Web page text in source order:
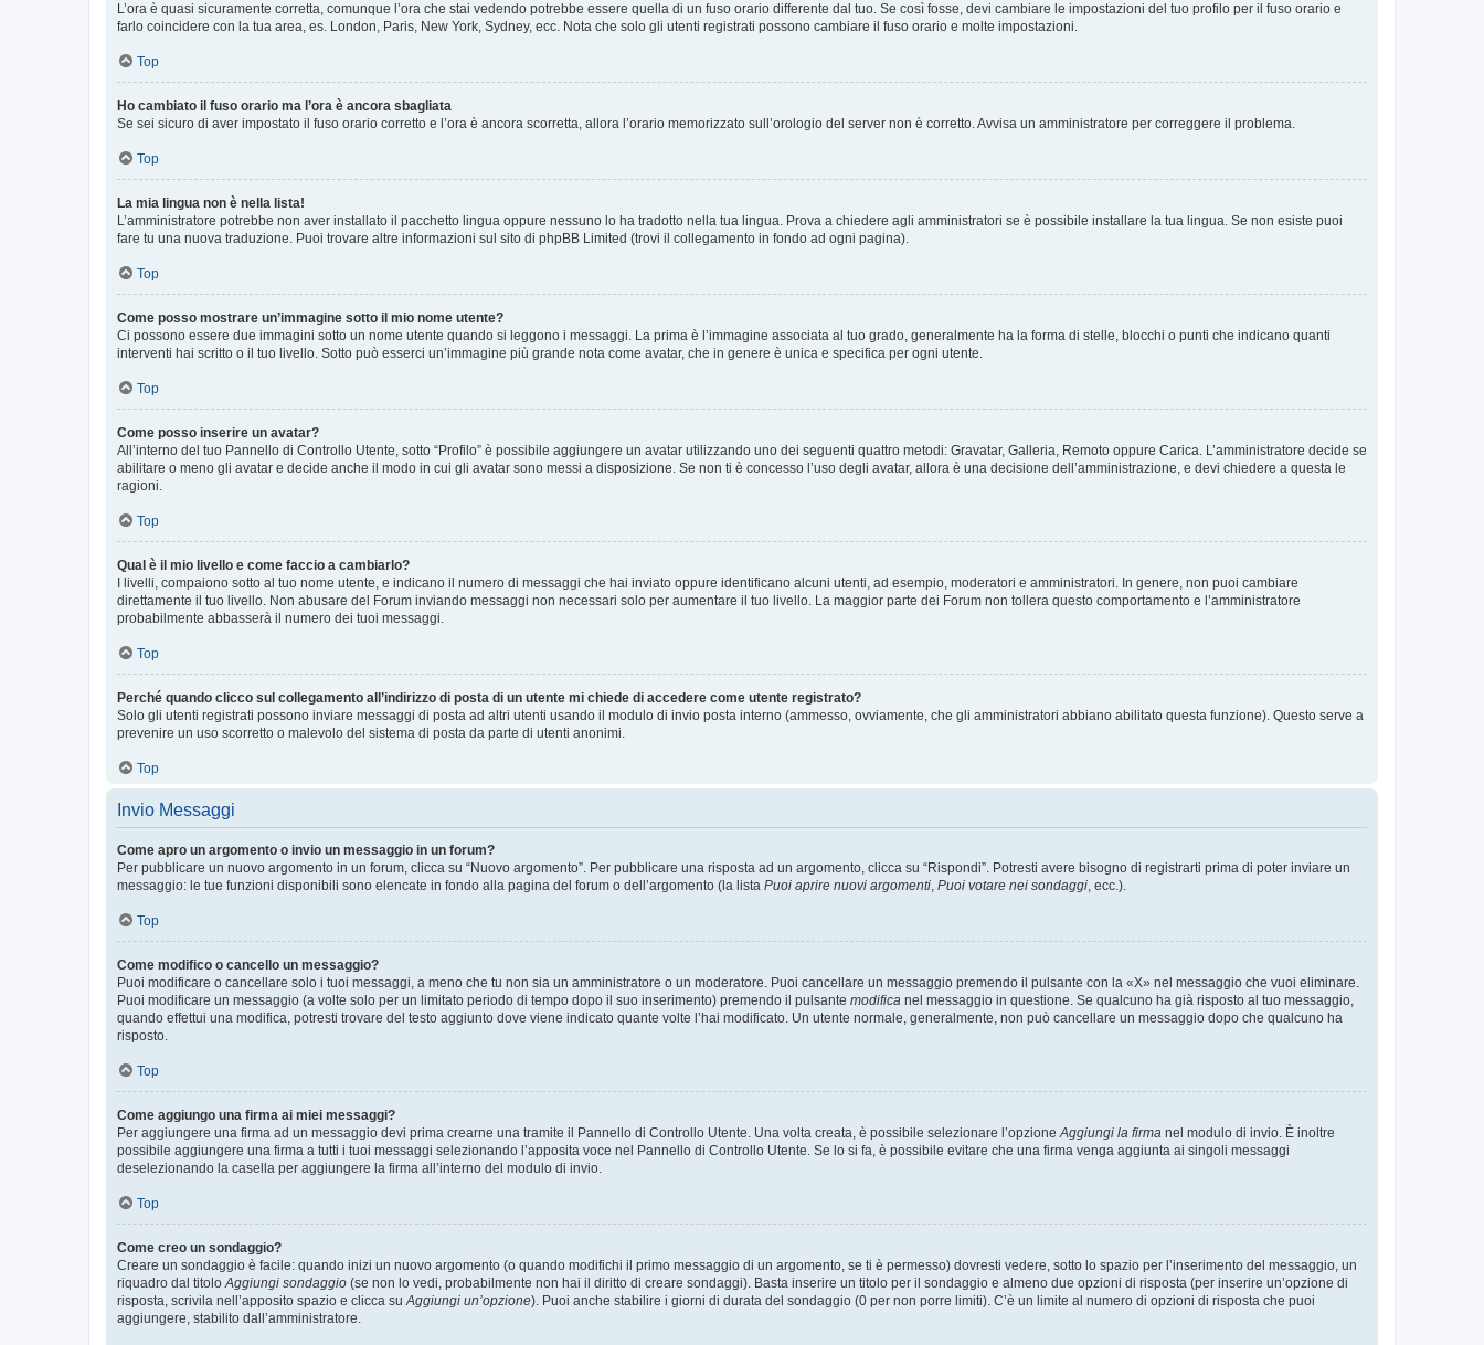
L’ora è quasi sicuramente corretta, comunque l’ora che stai vedendo potrebbe essere quella di un fuso orario differente dal tuo. Se così fosse, devi cambiare le impostazioni del tuo profilo per il fuso orario e
farlo coincidere con la tua area, es. London, Paris, New York, Sydney, ecc. Nota che solo gli utenti registrati possono cambiare il fuso orario e molte impostazioni.
Top
Ho cambiato il fuso orario ma l’ora è ancora sbagliata
Se sei sicuro di aver impostato il fuso orario corretto e l’ora è ancora scorretta, allora l’orario memorizzato sull’orologio del server non è corretto. Avvisa un amministratore per correggere il problema.
Top
La mia lingua non è nella lista!
L’amministratore potrebbe non aver installato il pacchetto lingua oppure nessuno lo ha tradotto nella tua lingua. Prova a chiedere agli amministratori se è possibile installare la tua lingua. Se non esiste puoi
fare tu una nuova traduzione. Puoi trovare altre informazioni sul sito di phpBB Limited (trovi il collegamento in fondo ad ogni pagina).
Top
Come posso mostrare un’immagine sotto il mio nome utente?
Ci possono essere due immagini sotto un nome utente quando si leggono i messaggi. La prima è l’immagine associata al tuo grado, generalmente ha la forma di stelle, blocchi o punti che indicano quanti
interventi hai scritto o il tuo livello. Sotto può esserci un’immagine più grande nota come avatar, che in genere è unica e specifica per ogni utente.
Top
Come posso inserire un avatar?
All’interno del tuo Pannello di Controllo Utente, sotto “Profilo” è possibile aggiungere un avatar utilizzando uno dei seguenti quattro metodi: Gravatar, Galleria, Remoto oppure Carica. L’amministratore decide se
abilitare o meno gli avatar e decide anche il modo in cui gli avatar sono messi a disposizione. Se non ti è concesso l’uso degli avatar, allora è una decisione dell’amministrazione, e devi chiedere a questa le
ragioni.
Top
Qual è il mio livello e come faccio a cambiarlo?
I livelli, compaiono sotto al tuo nome utente, e indicano il numero di messaggi che hai inviato oppure identificano alcuni utenti, ad esempio, moderatori e amministratori. In genere, non puoi cambiare
direttamente il tuo livello. Non abusare del Forum inviando messaggi non necessari solo per aumentare il tuo livello. La maggior parte dei Forum non tollera questo comportamento e l’amministratore
probabilmente abbasserà il numero dei tuoi messaggi.
Top
Perché quando clicco sul collegamento all’indirizzo di posta di un utente mi chiede di accedere come utente registrato?
Solo gli utenti registrati possono inviare messaggi di posta ad altri utenti usando il modulo di invio posta interno (ammesso, ovviamente, che gli amministratori abbiano abilitato questa funzione). Questo serve a
prevenire un uso scorretto o malevolo del sistema di posta da parte di utenti anonimi.
Top
Invio Messaggi
Come apro un argomento o invio un messaggio in un forum?
Per pubblicare un nuovo argomento in un forum, clicca su “Nuovo argomento”. Per pubblicare una risposta ad un argomento, clicca su “Rispondi”. Potresti avere bisogno di registrarti prima di poter inviare un
messaggio: le tue funzioni disponibili sono elencate in fondo alla pagina del forum o dell’argomento (la lista Puoi aprire nuovi argomenti, Puoi votare nei sondaggi, ecc.).
Top
Come modifico o cancello un messaggio?
Puoi modificare o cancellare solo i tuoi messaggi, a meno che tu non sia un amministratore o un moderatore. Puoi cancellare un messaggio premendo il pulsante con la «X» nel messaggio che vuoi eliminare.
Puoi modificare un messaggio (a volte solo per un limitato periodo di tempo dopo il suo inserimento) premendo il pulsante modifica nel messaggio in questione. Se qualcuno ha già risposto al tuo messaggio,
quando effettui una modifica, potresti trovare del testo aggiunto dove viene indicato quante volte l’hai modificato. Un utente normale, generalmente, non può cancellare un messaggio dopo che qualcuno ha
risposto.
Top
Come aggiungo una firma ai miei messaggi?
Per aggiungere una firma ad un messaggio devi prima crearne una tramite il Pannello di Controllo Utente. Una volta creata, è possibile selezionare l’opzioneAggiungi la firma nel modulo di invio. È inoltre
possibile aggiungere una firma a tutti i tuoi messaggi selezionando l’apposita voce nel Pannello di Controllo Utente. Se lo si fa, è possibile evitare che una firma venga aggiunta ai singoli messaggi
deselezionando la casella per aggiungere la firma all’interno del modulo di invio.
Top
Come creo un sondaggio?
Creare un sondaggio è facile: quando inizi un nuovo argomento (o quando modifichi il primo messaggio di un argomento, se ti è permesso) dovresti vedere, sotto lo spazio per l’inserimento del messaggio, un
riquadro dal titoloAggiungi sondaggio (se non lo vedi, probabilmente non hai il diritto di creare sondaggi). Basta inserire un titolo per il sondaggio e almeno due opzioni di risposta (per inserire un’opzione di
risposta, scrivila nell’apposito spazio e clicca suAggiungi un’opzione). Puoi anche stabilire i giorni di durata del sondaggio (0 per non porre limiti). C’è un limite al numero di opzioni di risposta che puoi
aggiungere, stabilito dall’amministratore.